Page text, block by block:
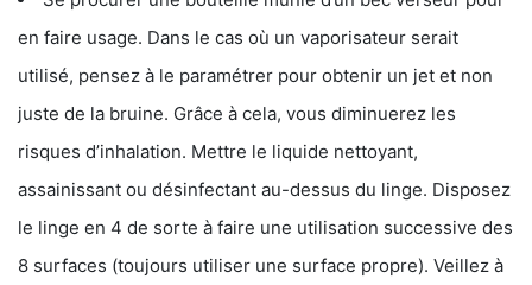
en faire usage. Dans le cas où un vaporisateur serait
utilisé, pensez à le paramétrer pour obtenir un jet et non
juste de la bruine. Grâce à cela, vous diminuerez les
risques d’inhalation. Mettre le liquide nettoyant,
assainissant ou désinfectant au-dessus du linge. Disposez
le linge en 4 de sorte à faire une utilisation successive des
8 surfaces (toujours utiliser une surface propre). Veillez à